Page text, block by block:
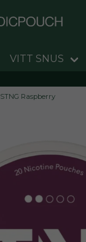
VITT SNUS
STNG Raspberry